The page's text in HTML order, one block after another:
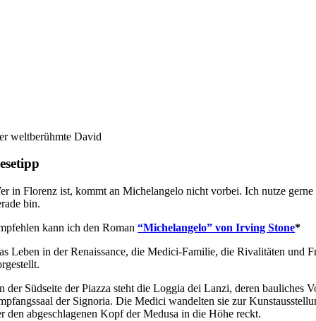
weltberühmte David
in Florenz ist, kommt an Michelangelo nicht vorbei. Ich nutze
bin.
kann ich den Roman“Michelangelo” von Irving Stone*
Leben in der Renaissance, die Medici-Familie, die Rivalitäten und
der Südseite der Piazza steht die Loggia dei Lanzi, deren bauliches
der Signoria. Die Medici wandelten sie zur
den abgeschlagenen Kopf der Medusa in die Höhe reckt.